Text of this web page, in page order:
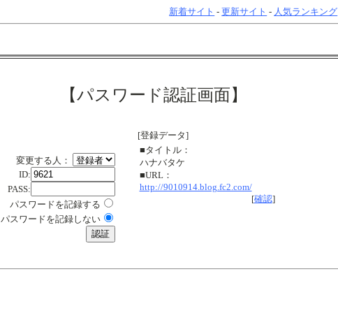
新着サイト -更新サイト - 人気ランキング
【パスワード認証画面】
変更する人：
ID:
PASS:
パスワードを記録する
パスワードを記録しない
[登録データ]
■タイトル：
ハナバタケ
■URL：
http://9010914.blog.fc2.com/
[確認]